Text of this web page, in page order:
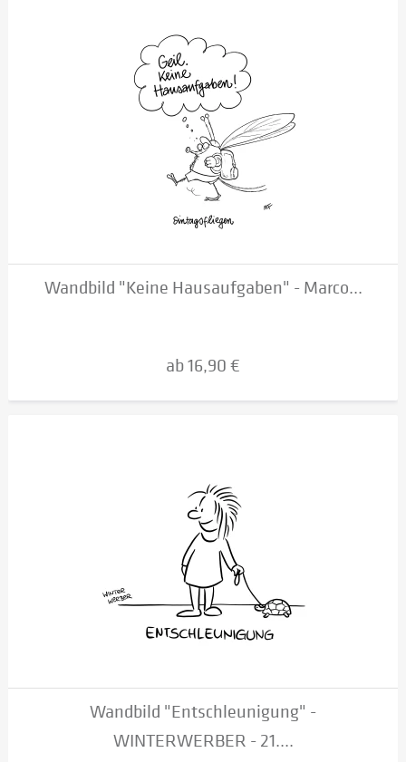
Wandbild "Keine Hausaufgaben" - Marco...
ab 16,90 €
Wandbild "Entschleunigung" -
WINTERWERBER - 21....